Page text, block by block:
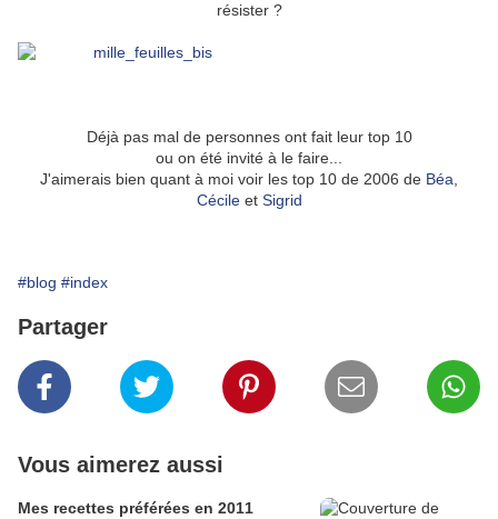
résister ?
Déjà pas mal de personnes ont fait leur top 10
ou on été invité à le faire...
J'aimerais bien quant à moi voir les top 10 de 2006 de Béa
Cécileet Sigrid
#blog #index
Partager
Vous aimerez aussi
Mes recettes préférées en 2011